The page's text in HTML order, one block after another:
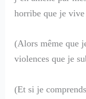
horribe que je
(Alors même que
violences que je
(Et si je